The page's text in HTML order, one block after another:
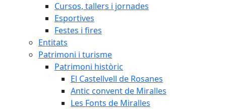
Cursos, tallers i jornades
Esportives
Festes i fires
Entitats
Patrimoni i turisme
Patrimoni històric
El Castellvell de Rosanes
Antic convent de Miralles
Les Fonts de Miralles